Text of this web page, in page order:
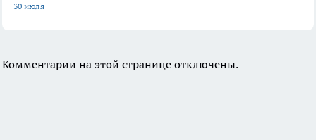
30 июля
Комментарии на этой странице отключены.